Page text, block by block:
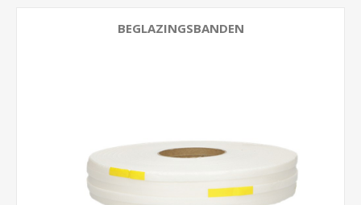
BEGLAZINGSBANDEN